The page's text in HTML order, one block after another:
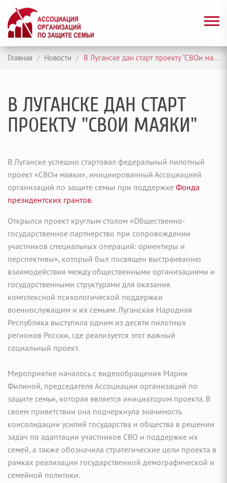
Главная / Новости / В Луганске дан старт проекту "СВОи маяки"
В ЛУГАНСКЕ ДАН СТАРТ
ПРОЕКТУ "СВОИ МАЯКИ"
В Луганске успешно стартовал федеральный пилотный
проект «СВОи маяки», инициированный Ассоциацией
организаций по защите семьи при поддержке Фонда
президентских грантов.
Открылся проект круглым столом «Общественно-
государственное партнерство при сопровождении
участников специальных операций: ориентиры и
перспективы», который был посвящен выстраиванию
взаимодействия между общественными организациями и
государственными структурами для оказания
комплексной психологической поддержки
военнослужащим и их семьям. Луганская Народная
Республика выступила одним из десяти пилотных
регионов России, где реализуется этот важный
социальный проект.
Мероприятие началось с видеообращения Марии
Филиной, председателя Ассоциации организаций по
защите семьи, которая является инициатором проекта. В
своем приветствии она подчеркнула значимость
консолидации усилий государства и общества в решении
задач по адаптации участников СВО и поддержке их
семей, а также обозначила стратегические цели проекта в
рамках реализации государственной демографической и
семейной политики.